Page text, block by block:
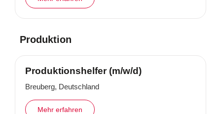
Produktion
Produktionshelfer (m/w/d)
Breuberg, Deutschland
Mehr erfahren